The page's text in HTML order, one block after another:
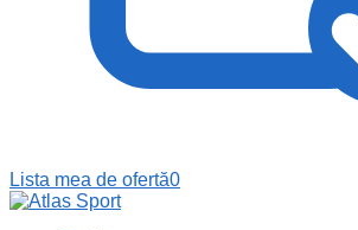
Lista mea de ofertă0